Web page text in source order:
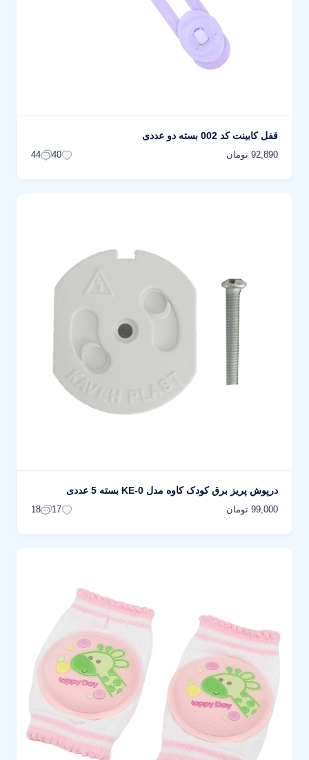
قفل کابینت کد 002 بسته دو عددی
92,890 تومان 40
44
درپوش پریز برق کودک کاوه مدل KE-0 بسته 5 عددی
99,000 تومان 17
18